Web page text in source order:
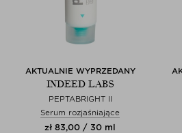
AKTUALNIE WYPRZEDANY
INDEED LABS
PEPTABRIGHT II
Serum rozjaśniające
zł 83,00 / 30 ml